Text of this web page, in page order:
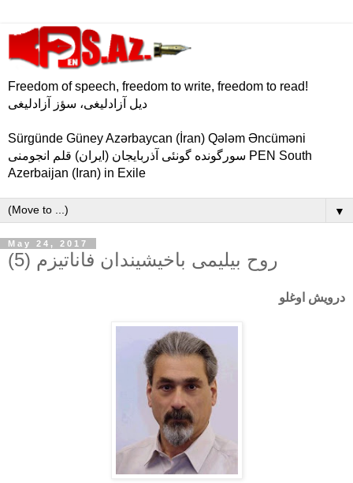
Freedom of speech, freedom to write, freedom to read!
دیل آزادلیغی، سؤز آزادلیغی
Sürgünde Güney Azərbaycan (İran) Qələm Əncüməni
سورگونده گونئی آذربایجان (ایران) قلم انجومنی PEN South
Azerbaijan (Iran) in Exile
▼
May 24, 2017
روح بیلیمی باخیشیندان فاناتیزم (5)
درویش اوغلو